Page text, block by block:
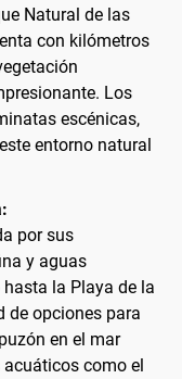
Natural de las
con kilómetros
Los
escénicas,
entorno natural
por sus
y aguas
la Playa de la
de opciones para
en el mar
como el